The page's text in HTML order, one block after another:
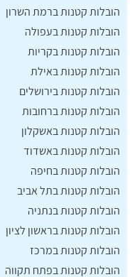
הובלות קטנות ברמת השרון
הובלות קטנות בעפולה
הובלות קטנות בקריות
הובלות קטנות באילת
הובלות קטנות בירושלים
הובלות קטנות ברחובות
הובלות קטנות באשקלון
הובלות קטנות באשדוד
הובלות קטנות בחיפה
הובלות קטנות בתל אביב
הובלות קטנות בנתניה
הובלות קטנות בראשון לציון
הובלות קטנות במרכז
הובלות קטנות בפתח תקווה